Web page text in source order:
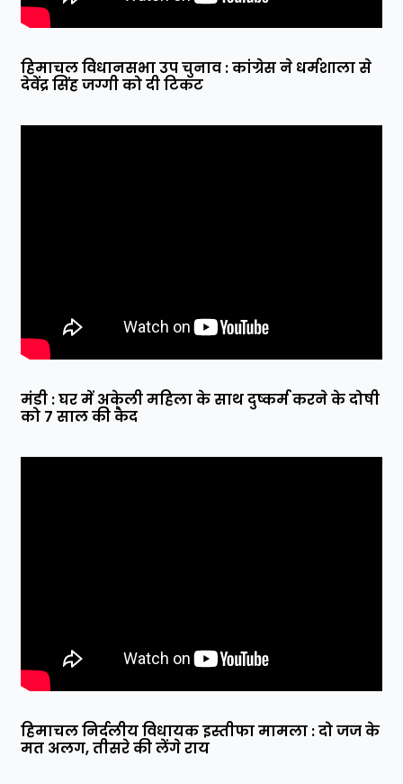
हिमाचल विधानसभा उप चुनाव : कांग्रेस ने धर्मशाला से
देवेंद्र सिंह जग्गी को दी टिकट
मंडी : घर में अकेली महिला के साथ दुष्कर्म करने के दोषी
को 7 साल की कैद
हिमाचल निर्दलीय विधायक इस्तीफा मामला : दो जज के
मत अलग, तीसरे की लेंगे राय